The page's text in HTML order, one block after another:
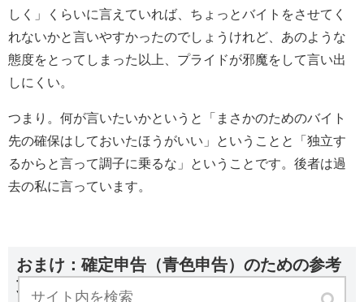
しく」くらいに言えていれば、ちょっとバイトをさせてく
れないかと言いやすかったのでしょうけれど、あのような
態度をとってしまった以上、プライドが邪魔をして言い出
しにくい。
つまり。何が言いたいかというと「まさかのためのバイト
先の確保はしておいたほうがいい」ということと「独立す
るからと言って調子に乗るな」ということです。後者は過
去の私に言っています。
おまけ：確定申告（青色申告）のための参考
文献3冊